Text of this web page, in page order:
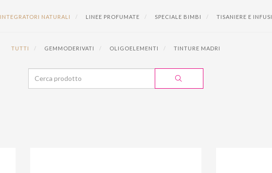
INTEGRATORI NATURALI LINEE PROFUMATE SPECIALE BIMBI TISANIERE E INFUSI
TUTTI GEMMODERIVATI OLIGOELEMENTI TINTURE MADRI